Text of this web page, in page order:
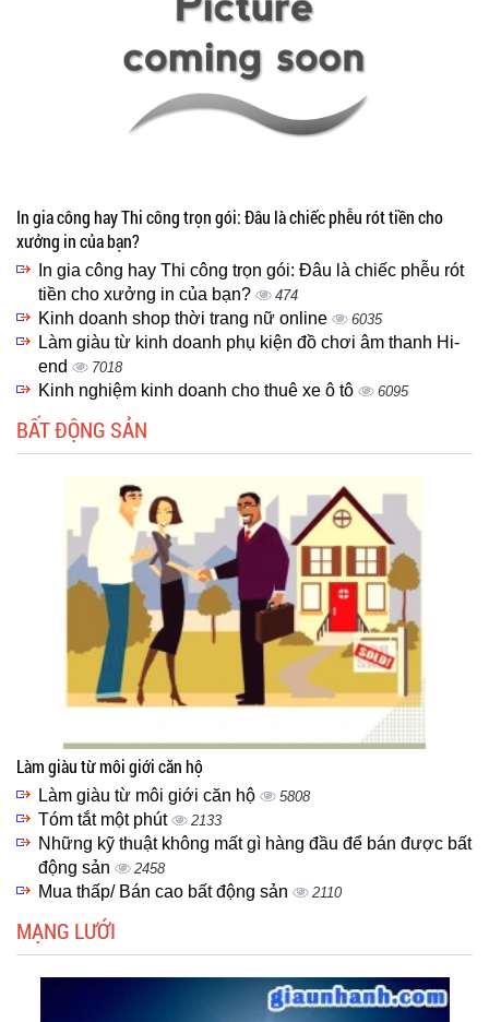
In gia công hay Thi công trọn gói: Đâu là chiếc phễu rót tiền cho
xưởng in của bạn?
In gia công hay Thi công trọn gói: Đâu là chiếc phễu rót
tiền cho xưởng in của bạn?
474
Kinh doanh shop thời trang nữ online 6035
Làm giàu từ kinh doanh phụ kiện đồ chơi âm thanh Hi-
end
7018
Kinh nghiệm kinh doanh cho thuê xe ô tô 6095
BẤT ĐỘNG SẢN
Làm giàu từ môi giới căn hộ
Làm giàu từ môi giới căn hộ 5808
Tóm tắt một phút 2133
Những kỹ thuật không mất gì hàng đầu để bán được bất
động sản
2458
Mua thấp/ Bán cao bất động sản 2110
MẠNG LƯỚI